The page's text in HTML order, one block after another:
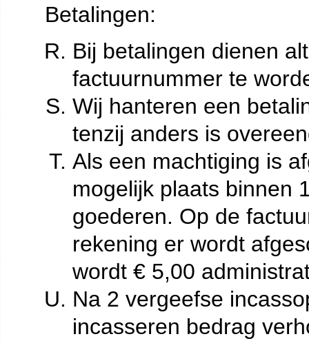
Betalingen:
Bij betalingen dienen
factuurnummer te
Wij hanteren een
tenzij anders is
Als een machtiging is
mogelijk plaats binnen
goederen. Op de
rekening er wordt
wordt € 5,00
Na 2 vergeefse
incasseren bedrag